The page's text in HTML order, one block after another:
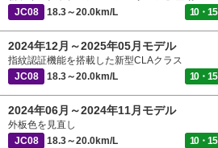
JC08
18.3～20.0km/L 10・15
2024年12月～2025年05月モデル
指紋認証機能を搭載した新型CLAクラス
JC08
18.3～20.0km/L 10・15
2024年06月～2024年11月モデル
外板色を見直し
JC08
18.3～20.0km/L 10・15